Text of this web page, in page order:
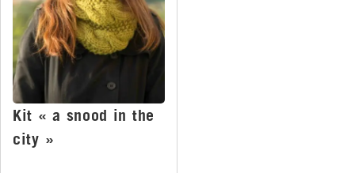
Kit « a snood in the
city »